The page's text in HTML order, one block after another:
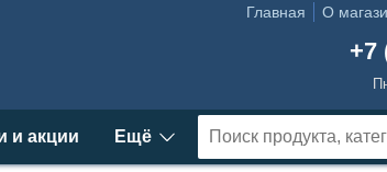
Главная О
+7
и акции Ещё